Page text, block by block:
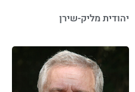
יהודית מליק-שירן